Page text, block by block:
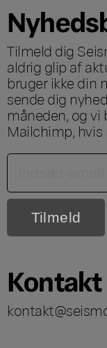
Tilmeld dig
aldrig glip af
bruger ikke din
sende dig
måneden, og
Mailchimp,
Kontakt